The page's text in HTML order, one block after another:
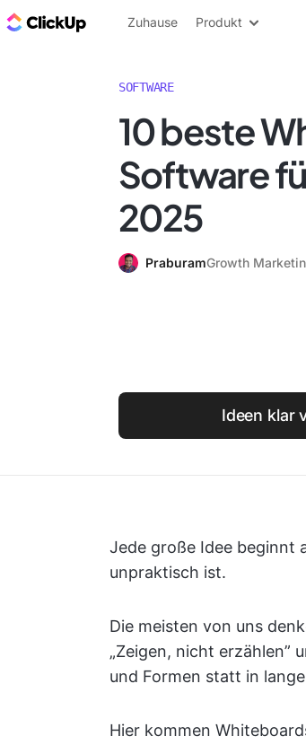
ClickUp Blog
Zuhause Produkt
SOFTWARE
10 beste
Software
2025
PraburamGrowth
Ideen klar
Jede große Idee beginnt
unpraktisch ist.
Die meisten von uns
„Zeigen, nicht erzählen”
und Formen statt in
Hier kommen